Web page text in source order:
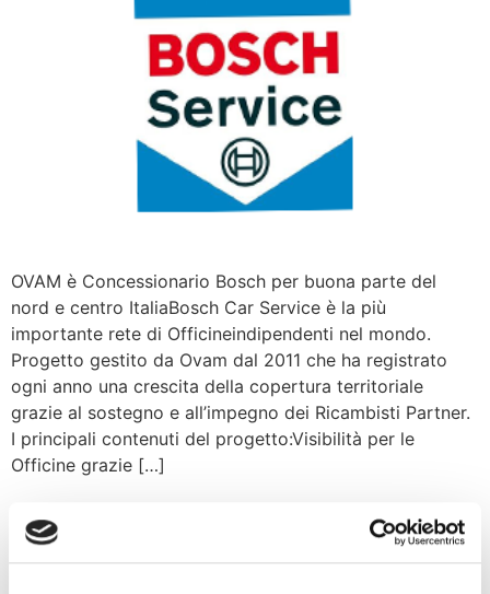
OVAM è Concessionario Bosch per buona parte del
nord e centro ItaliaBosch Car Service è la più
importante rete di Officineindipendenti nel mondo.
Progetto gestito da Ovam dal 2011 che ha registrato
ogni anno una crescita della copertura territoriale
grazie al sostegno e all’impegno dei Ricambisti Partner.
I principali contenuti del progetto:Visibilità per le
Officine grazie […]
AutoCrew